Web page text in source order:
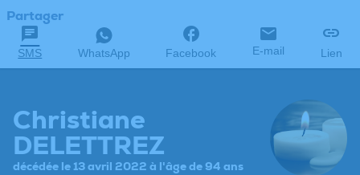
Partager
SMS WhatsApp Facebook E-mail Lien
Christiane
DELETTREZ
décédée le 13 avril 2022 à l'âge de 94 ans